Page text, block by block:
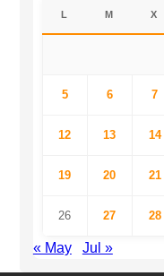
L M X
5 6 7
12 13 14
19 20 21
26 27 28
« May Jul »